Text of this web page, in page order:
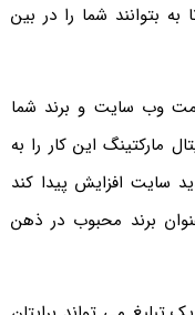
بتوانند شما را در بین
وب سایت و برند شما
مارکتینگ این کار را به
سایت افزایش پیدا کند
برند محبوب در ذهن